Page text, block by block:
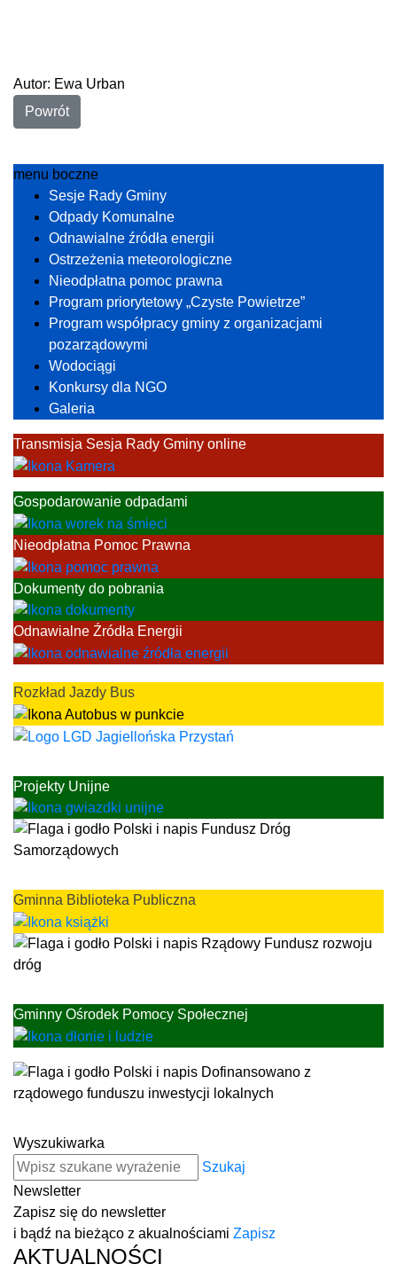
Autor: Ewa Urban
Powrót
menu boczne
Sesje Rady Gminy
Odpady Komunalne
Odnawialne źródła energii
Ostrzeżenia meteorologiczne
Nieodpłatna pomoc prawna
Program priorytetowy „Czyste Powietrze”
Program współpracy gminy z organizacjami
pozarządowymi
Wodociągi
Konkursy dla NGO
Galeria
Transmisja Sesja Rady Gminy online
Gospodarowanie odpadami
Nieodpłatna Pomoc Prawna
Dokumenty do pobrania
Odnawialne Źródła Energii
Rozkład Jazdy Bus
Projekty Unijne
Gminna Biblioteka Publiczna
Gminny Ośrodek Pomocy Społecznej
Wyszukiwarka
Szukaj
Newsletter
Zapisz się do newsletter
i bądź na bieżąco z akualnościami Zapisz
AKTUALNOŚCI